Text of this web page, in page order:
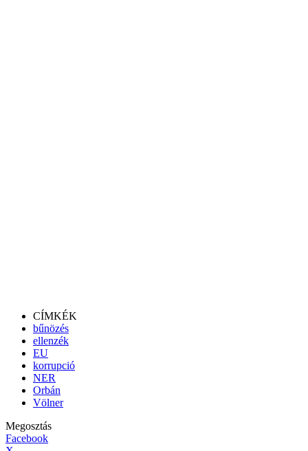
CÍMKÉK
bűnözés
ellenzék
EU
korrupció
NER
Orbán
Völner
Megosztás
Facebook